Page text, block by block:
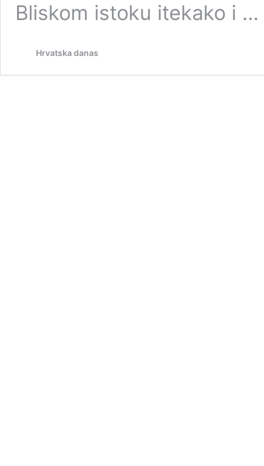
Bliskom istoku itekako i …
Hrvatska danas